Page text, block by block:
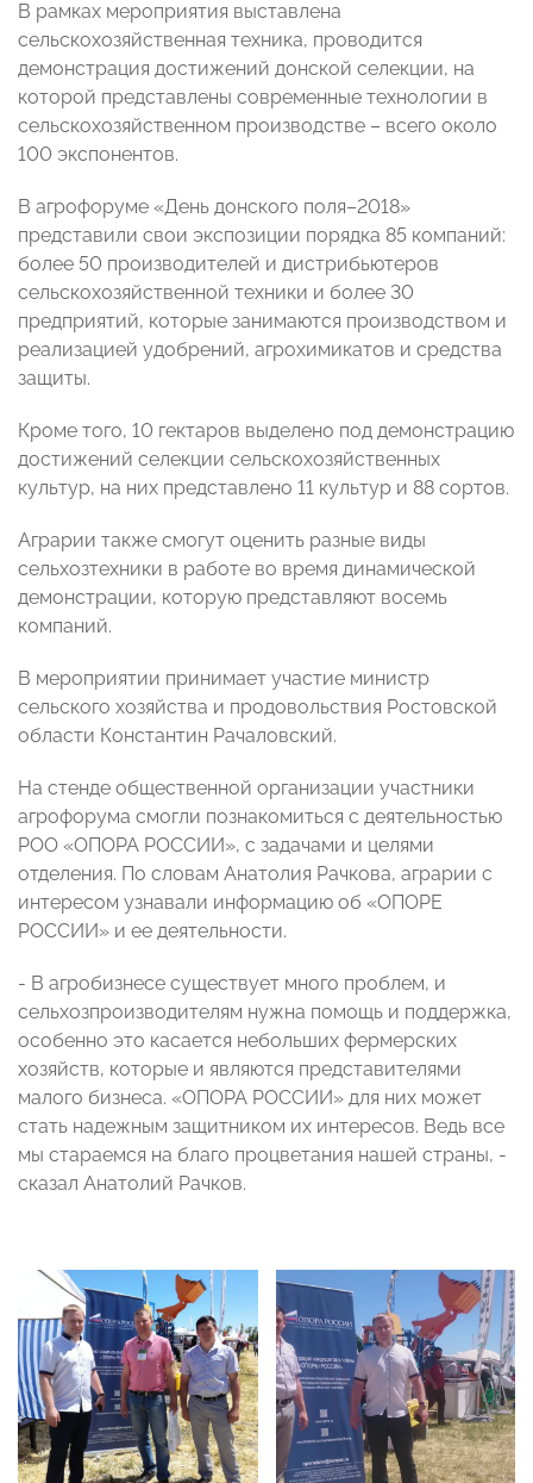
В рамках мероприятия выставлена
сельскохозяйственная техника, проводится
демонстрация достижений донской селекции, на
которой представлены современные технологии в
сельскохозяйственном производстве – всего около
100 экспонентов.
В агрофоруме «День донского поля–2018»
представили свои экспозиции порядка 85 компаний:
более 50 производителей и дистрибьютеров
сельскохозяйственной техники и более 30
предприятий, которые занимаются производством и
реализацией удобрений, агрохимикатов и средства
защиты.
Кроме того, 10 гектаров выделено под демонстрацию
достижений селекции сельскохозяйственных
культур, на них представлено 11 культур и 88 сортов.
Аграрии также смогут оценить разные виды
сельхозтехники в работе во время динамической
демонстрации, которую представляют восемь
компаний.
В мероприятии принимает участие министр
сельского хозяйства и продовольствия Ростовской
области Константин Рачаловский.
На стенде общественной организации участники
агрофорума смогли познакомиться с деятельностью
РОО «ОПОРА РОССИИ», с задачами и целями
отделения. По словам Анатолия Рачкова, аграрии с
интересом узнавали информацию об «ОПОРЕ
РОССИИ» и ее деятельности.
- В агробизнесе существует много проблем, и
сельхозпроизводителям нужна помощь и поддержка,
особенно это касается небольших фермерских
хозяйств, которые и являются представителями
малого бизнеса. «ОПОРА РОССИИ» для них может
стать надежным защитником их интересов. Ведь все
мы стараемся на благо процветания нашей страны, -
сказал Анатолий Рачков.